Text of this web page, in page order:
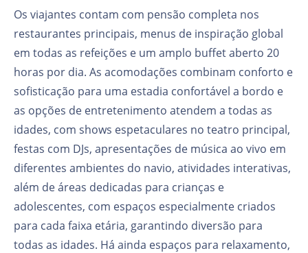
Os viajantes contam com pensão completa nos
restaurantes principais, menus de inspiração global
em todas as refeições e um amplo buffet aberto 20
horas por dia. As acomodações combinam conforto e
sofisticação para uma estadia confortável a bordo e
as opções de entretenimento atendem a todas as
idades, com shows espetaculares no teatro principal,
festas com DJs, apresentações de música ao vivo em
diferentes ambientes do navio, atividades interativas,
além de áreas dedicadas para crianças e
adolescentes, com espaços especialmente criados
para cada faixa etária, garantindo diversão para
todas as idades. Há ainda espaços para relaxamento,